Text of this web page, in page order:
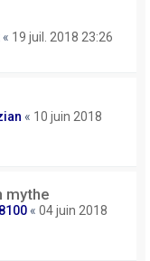
« 19 juil. 2018 23:26
« 10 juin 2018
mythe
« 04 juin 2018